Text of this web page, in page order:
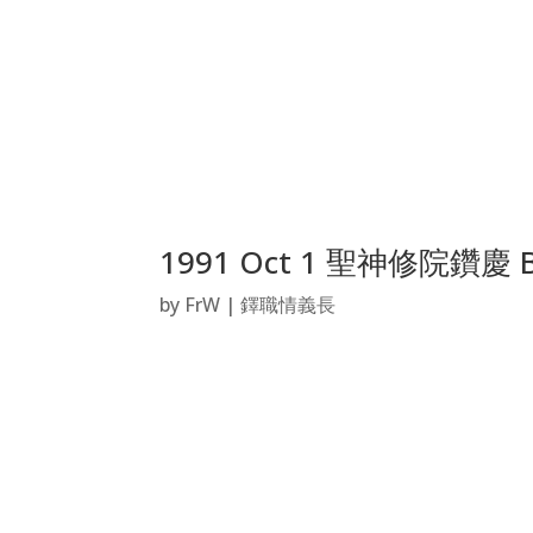
1991 Oct 1 聖神修院鑽慶
by FrW |鐸職情義長